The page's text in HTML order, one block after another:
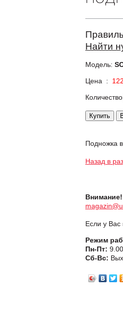
Найти
Модель:
Цена : 122
Назад в
Внимание!
Если у Вас
Режим
Пн-Пт:
Сб-Вс: